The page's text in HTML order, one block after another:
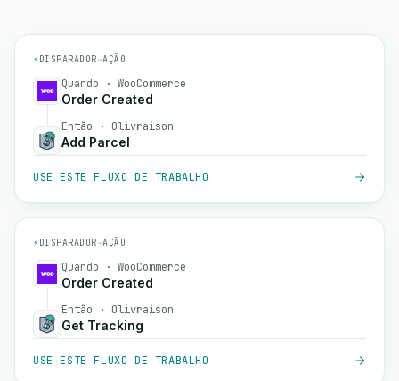
⚡ DISPARADOR→AÇÃO
Quando · WooCommerce
Order Created
Então · Olivraison
Add Parcel
USE ESTE FLUXO DE TRABALHO
⚡ DISPARADOR→AÇÃO
Quando · WooCommerce
Order Created
Então · Olivraison
Get Tracking
USE ESTE FLUXO DE TRABALHO